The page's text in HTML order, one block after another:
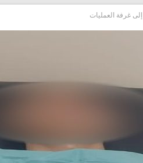
غرفة العمليات